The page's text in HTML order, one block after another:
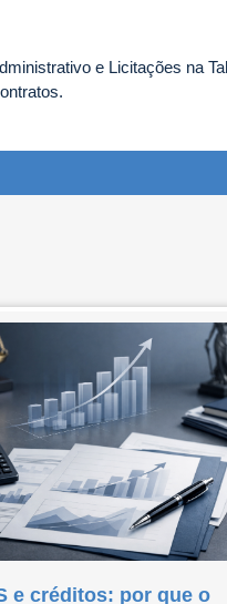
e Licitações na
e créditos: por que o